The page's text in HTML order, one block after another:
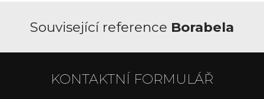
Související reference Borabela
KONTAKTNÍ FORMULÁŘ